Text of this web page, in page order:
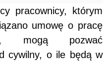
pracownicy, którym
umowę o pracę
mogą pozwać
cywilny, o ile będą w